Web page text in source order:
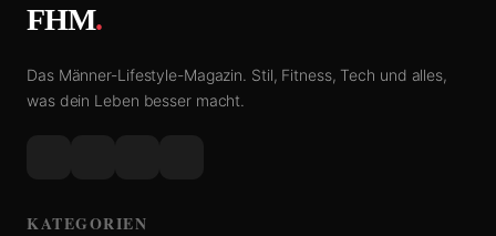
FHM.
Das Männer-Lifestyle-Magazin. Stil, Fitness, Tech und alles,
was dein Leben besser macht.
KATEGORIEN